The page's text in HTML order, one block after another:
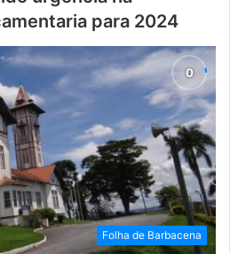
para 2024
Folha de Barbacena